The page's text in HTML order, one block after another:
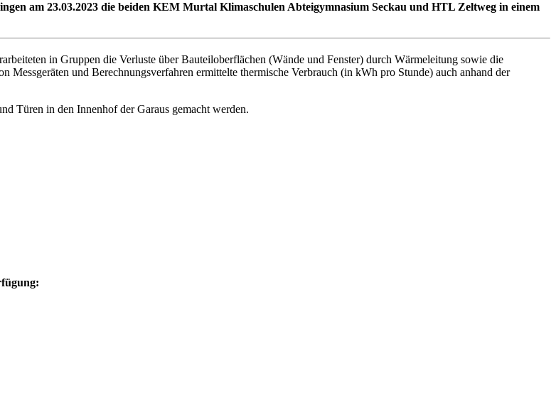
am 23.03.2023 die beiden KEM Murtal Klimaschulen Abteigymnasium Seckau und HTL Zeltweg in einem
in Gruppen die Verluste über Bauteiloberflächen (Wände und Fenster) durch Wärmeleitung sowie die
und Berechnungsverfahren ermittelte thermische Verbrauch (in kWh pro Stunde) auch anhand der
Türen in den Innenhof der Garaus gemacht werden.